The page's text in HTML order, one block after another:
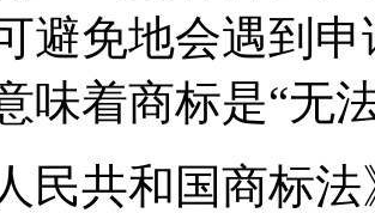
避免地会遇到
味着商标是“无
民共和国商标